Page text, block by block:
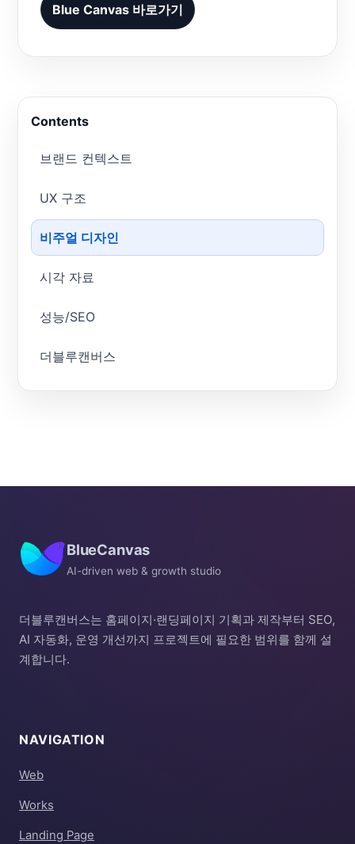
Blue Canvas 바로가기
Contents
브랜드 컨텍스트
UX 구조
비주얼 디자인
시각 자료
성능/SEO
더블루캔버스
BlueCanvas
AI-driven web & growth studio
더블루캔버스는 홈페이지·랜딩페이지 기획과 제작부터 SEO,
AI 자동화, 운영 개선까지 프로젝트에 필요한 범위를 함께 설
계합니다.
NAVIGATION
Web
Works
Landing Page